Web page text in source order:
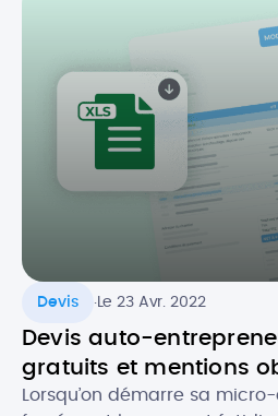
partir du 1er septembre
Devis .Le 23 Avr. 2022
Devis auto-
gratuits et mentions
Lorsqu’on démarre sa